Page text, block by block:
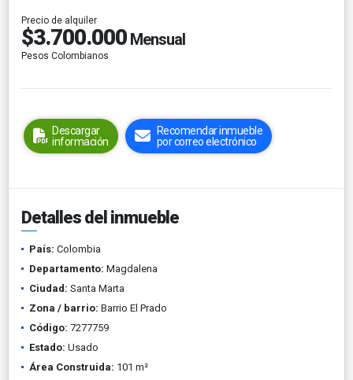
Precio de alquiler
$3.700.000 Mensual
Pesos Colombianos
Descargar
información
Recomendar inmueble
por correo electrónico
Detalles del inmueble
País: Colombia
Departamento: Magdalena
Ciudad: Santa Marta
Zona / barrio: Barrio El Prado
Código: 7277759
Estado: Usado
Área Construida: 101 m²